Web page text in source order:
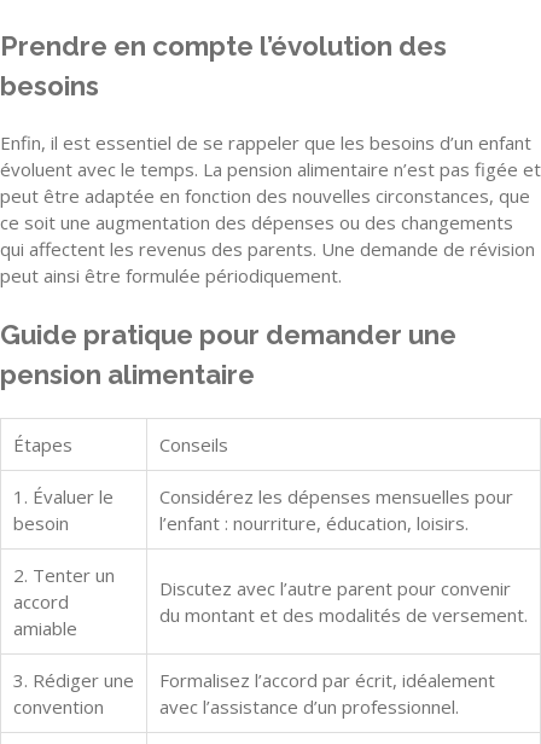
Prendre en compte l’évolution des
besoins
Enfin, il est essentiel de se rappeler que les besoins d’un enfant
évoluent avec le temps. La pension alimentaire n’est pas figée et
peut être adaptée en fonction des nouvelles circonstances, que
ce soit une augmentation des dépenses ou des changements
qui affectent les revenus des parents. Une demande de révision
peut ainsi être formulée périodiquement.
Guide pratique pour demander une
pension alimentaire
Étapes Conseils
1. Évaluer le
besoin
Considérez les dépenses mensuelles pour
l’enfant : nourriture, éducation, loisirs.
2. Tenter un
accord
amiable
Discutez avec l’autre parent pour convenir
du montant et des modalités de versement.
3. Rédiger une
convention
Formalisez l’accord par écrit, idéalement
avec l’assistance d’un professionnel.